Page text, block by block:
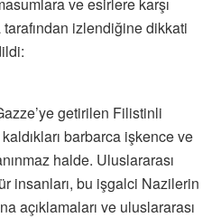
izlendiğine dikkati
getirilen Filistinli
barbarca işkence ve
halde. Uluslararası
insanları, bu işgalci Nazilerin
açıklamaları ve uluslararası